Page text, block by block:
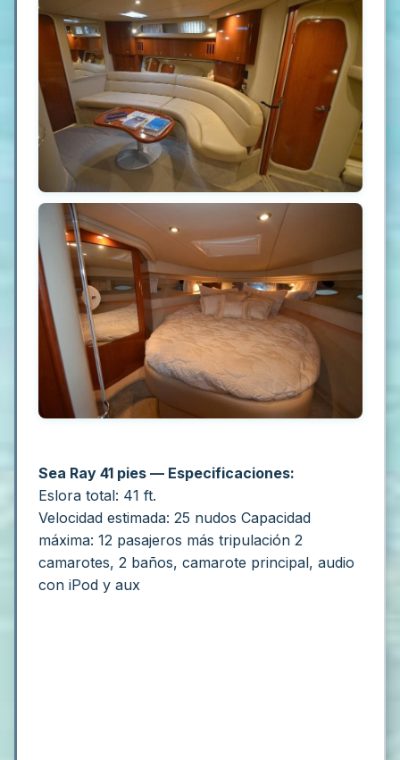
Sea Ray 41 pies — Especificaciones:
Eslora total: 41 ft.
Velocidad estimada: 25 nudos Capacidad
máxima: 12 pasajeros más tripulación 2
camarotes, 2 baños, camarote principal, audio
con iPod y aux